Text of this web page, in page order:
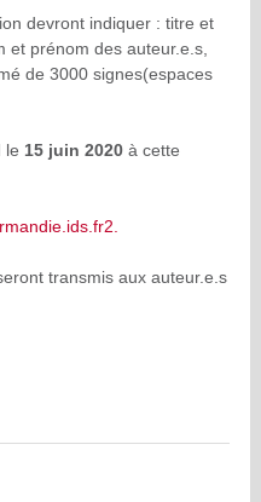
devront indiquer : titre et
et prénom des auteur.e.s,
de 3000 signes(espaces
le 15 juin 2020 à cette
transmis aux auteur.e.s